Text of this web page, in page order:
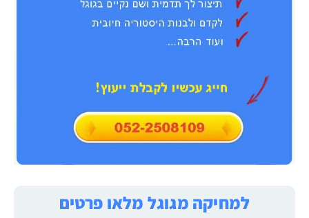
למחיקה מגוגל מלאו פרטים